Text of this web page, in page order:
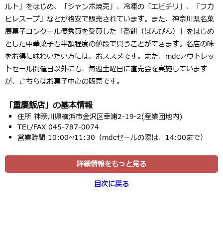
ルト」をはじめ、「ジャンボ焼売」、冷凍の「エビチリ」、「フカ
ヒレスープ」などが格安で販売されています。また、神奈川県名菓
展菓子コンクール優秀賞を受賞した「番餅（ばんぴん）」をはじめ
とした中華菓子も半額程度の値段で買うことができます。名店の味
をお得に味わいたい方には、おススメです。また、mdcアウトレッ
トセール開催日以外にも、毎週土曜日に直売会を実施しています
が、こちらはお菓子中心の販売です。
「重慶飯店」の基本情報
住所 神奈川県横浜市金沢区幸浦2-19-2(産業団地内)
TEL/FAX 045-787-0074
営業時間 10:00~11:30（mdcセールの際は、14:00まで）
詳細情報をもっと見る
目次に戻る